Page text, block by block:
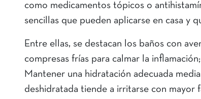
como medicamentos tópicos o
sencillas que pueden aplicarse en casa y
Entre ellas, se destacan los baños con
compresas frías para calmar la
Mantener una hidratación adecuada
deshidratada tiende a irritarse con mayor